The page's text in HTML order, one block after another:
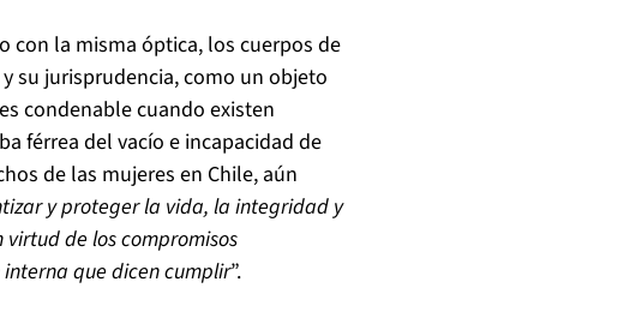
con la misma óptica, los cuerpos de
su jurisprudencia, como un objeto
condenable cuando existen
férrea del vacío e incapacidad de
de las mujeres en Chile, aún
y proteger la vida, la integridad y
de los compromisos
que dicen cumplir”.